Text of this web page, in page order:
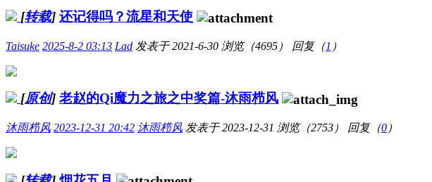
[转载] 还记得吗？流星和天使
Taisuke 2025-8-2 03:13 Lad 发表于 2021-6-30 浏览（4695） 回复（1 ）
[原创] 老赵的Qi魔力之旅之中奖篇-沐雨栉风
沐雨栉风 2023-12-31 20:42 沐雨栉风 发表于 2023-12-31 浏览（2753） 回复（0 ）